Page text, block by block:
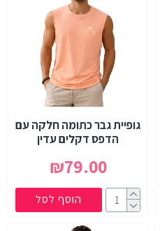
גופיית גבר כתומה חלקה עם
הדפס דקלים עדין
₪79.00
הוסף לסל